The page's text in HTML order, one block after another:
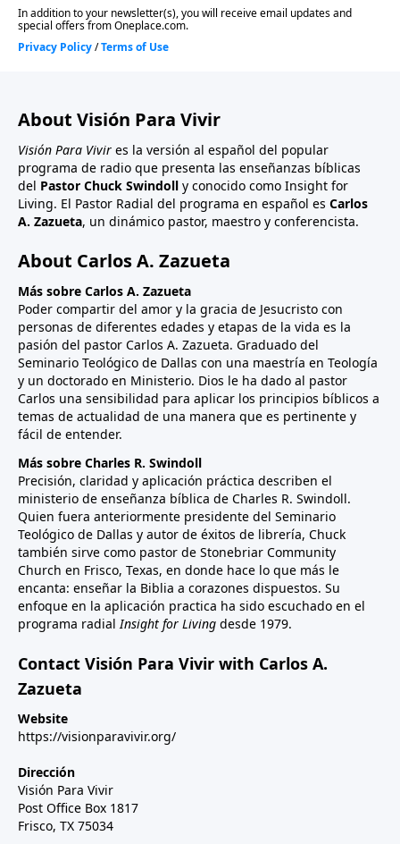
About Visión Para Vivir
Visión Para Vivir es la versión al español del popular
programa de radio que presenta las enseñanzas bíblicas
del Pastor Chuck Swindoll y conocido como Insight for
Living. El Pastor Radial del programa en español es Carlos
A. Zazueta, un dinámico pastor, maestro y conferencista.
About Carlos A. Zazueta
Más sobre Carlos A. Zazueta
Poder compartir del amor y la gracia de Jesucristo con
personas de diferentes edades y etapas de la vida es la
pasión del pastor Carlos A. Zazueta. Graduado del
Seminario Teológico de Dallas con una maestría en Teología
y un doctorado en Ministerio. Dios le ha dado al pastor
Carlos una sensibilidad para aplicar los principios bíblicos a
temas de actualidad de una manera que es pertinente y
fácil de entender.
Más sobre Charles R. Swindoll
Precisión, claridad y aplicación práctica describen el
ministerio de enseñanza bíblica de Charles R. Swindoll.
Quien fuera anteriormente presidente del Seminario
Teológico de Dallas y autor de éxitos de librería, Chuck
también sirve como pastor de Stonebriar Community
Church en Frisco, Texas, en donde hace lo que más le
encanta: enseñar la Biblia a corazones dispuestos. Su
enfoque en la aplicación practica ha sido escuchado en el
programa radialInsight for Living desde 1979.
Contact Visión Para Vivir with Carlos A.
Zazueta
Website
https://visionparavivir.org/
Dirección
Visión Para Vivir
Post Office Box 1817
Frisco, TX 75034